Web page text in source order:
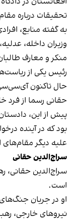
تحقیقات درباره
به گفته منابع،
وزیران داخله،
منکر و معارف
رئیس یکی از
حال تاکنون
حقانی رسما از فرد
پیش از این،
بود که در آینده
علیه دیگر مقام‌های
سراج‌الدین حقانی
سراج‌الدین حقانی،
است.
او در جریان
نیروهای خارجی،